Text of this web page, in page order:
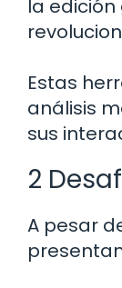
la edición
Estas
análisis
sus
2
A pesar